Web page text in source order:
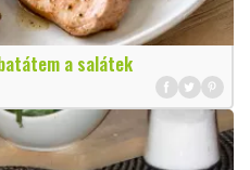
a salátek